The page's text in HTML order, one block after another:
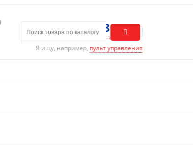
8 (800) 301-01-86
Бесплатный звонок по России
Я ищу, например, пульт управления